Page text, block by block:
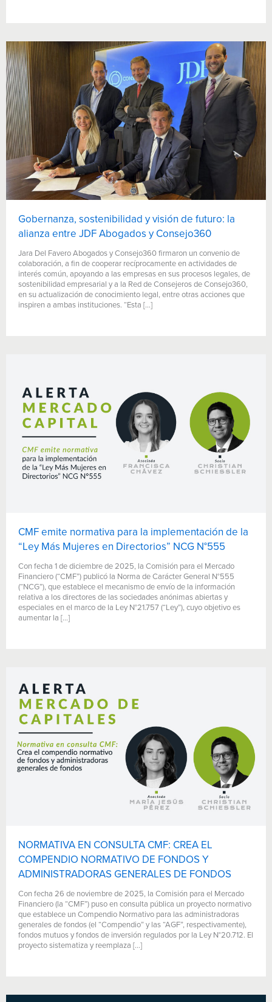
Gobernanza, sostenibilidad y visión de futuro: la
alianza entre JDF Abogados y Consejo360
Jara Del Favero Abogados y Consejo360 firmaron un convenio de
colaboración, a fin de cooperar recíprocamente en actividades de
interés común, apoyando a las empresas en sus procesos legales, de
sostenibilidad empresarial y a la Red de Consejeros de Consejo360,
en su actualización de conocimiento legal, entre otras acciones que
inspiren a ambas instituciones. “Esta […]
CMF emite normativa para la implementación de la
“Ley Más Mujeres en Directorios” NCG N°555
Con fecha 1 de diciembre de 2025, la Comisión para el Mercado
Financiero (“CMF”) publicó la Norma de Carácter General N°555
(“NCG”), que establece el mecanismo de envío de la información
relativa a los directores de las sociedades anónimas abiertas y
especiales en el marco de la Ley N°21.757 (“Ley”), cuyo objetivo es
aumentar la […]
NORMATIVA EN CONSULTA CMF: CREA EL
COMPENDIO NORMATIVO DE FONDOS Y
ADMINISTRADORAS GENERALES DE FONDOS
Con fecha 26 de noviembre de 2025, la Comisión para el Mercado
Financiero (la “CMF”) puso en consulta pública un proyecto normativo
que establece un Compendio Normativo para las administradoras
generales de fondos (el “Compendio” y las “AGF”, respectivamente),
fondos mutuos y fondos de inversión regulados por la Ley N°20.712. El
proyecto sistematiza y reemplaza […]